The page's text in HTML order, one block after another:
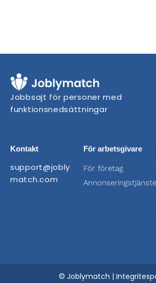
Jobbsajt för personer med
funktionsnedsättningar
Kontakt
support@jobly
match.com
För arbetsgivare
För företag
© Joblymatch |